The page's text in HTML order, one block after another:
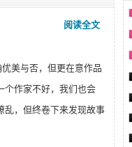
阅读全文
美与否，但更在意作品
个作家不好，我们也会
乱，但终卷下来发现故事